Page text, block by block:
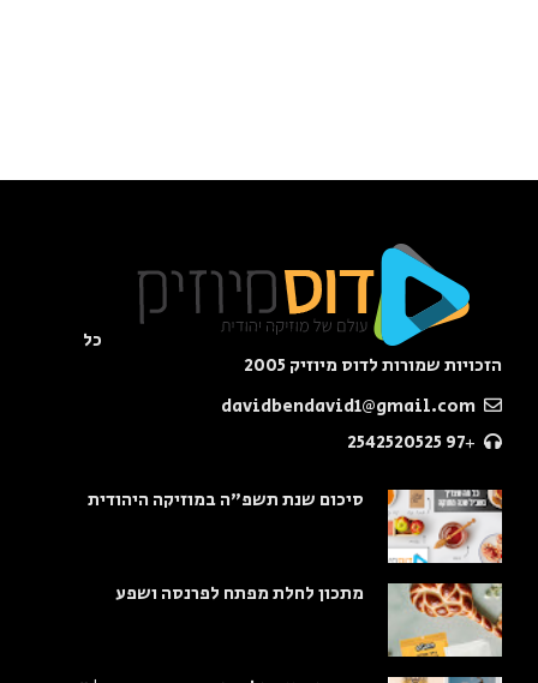
כל
הזכויות שמורות לדוס מיוזיק 2005
+97 2542520525
סיכום שנת תשפ"ה במוזיקה היהודית
מתכון לחלת מפתח לפרנסה ושפע